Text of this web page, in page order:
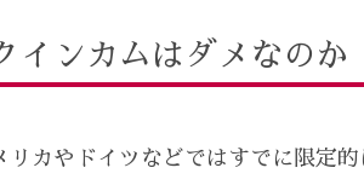
インカムはダメなのか
カやドイツなどではすでに限定